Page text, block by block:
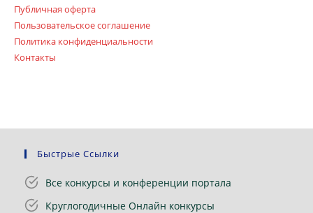
Публичная оферта
Пользовательское соглашение
Политика конфиденциальности
Контакты
Быстрые Ссылки
Все конкурсы и конференции портала
Круглогодичные Онлайн конкурсы